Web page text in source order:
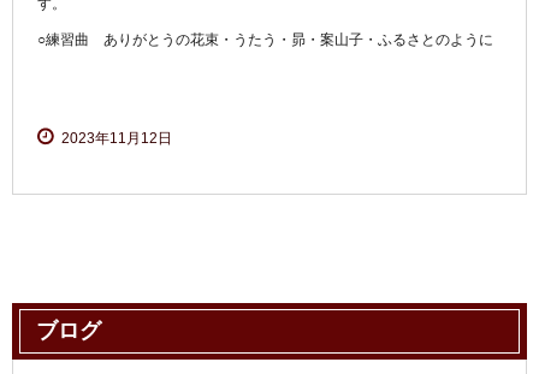
す。
○練習曲 ありがとうの花束・うたう・昴・案山子・ふるさとのように
2023年11月12日
ブログ